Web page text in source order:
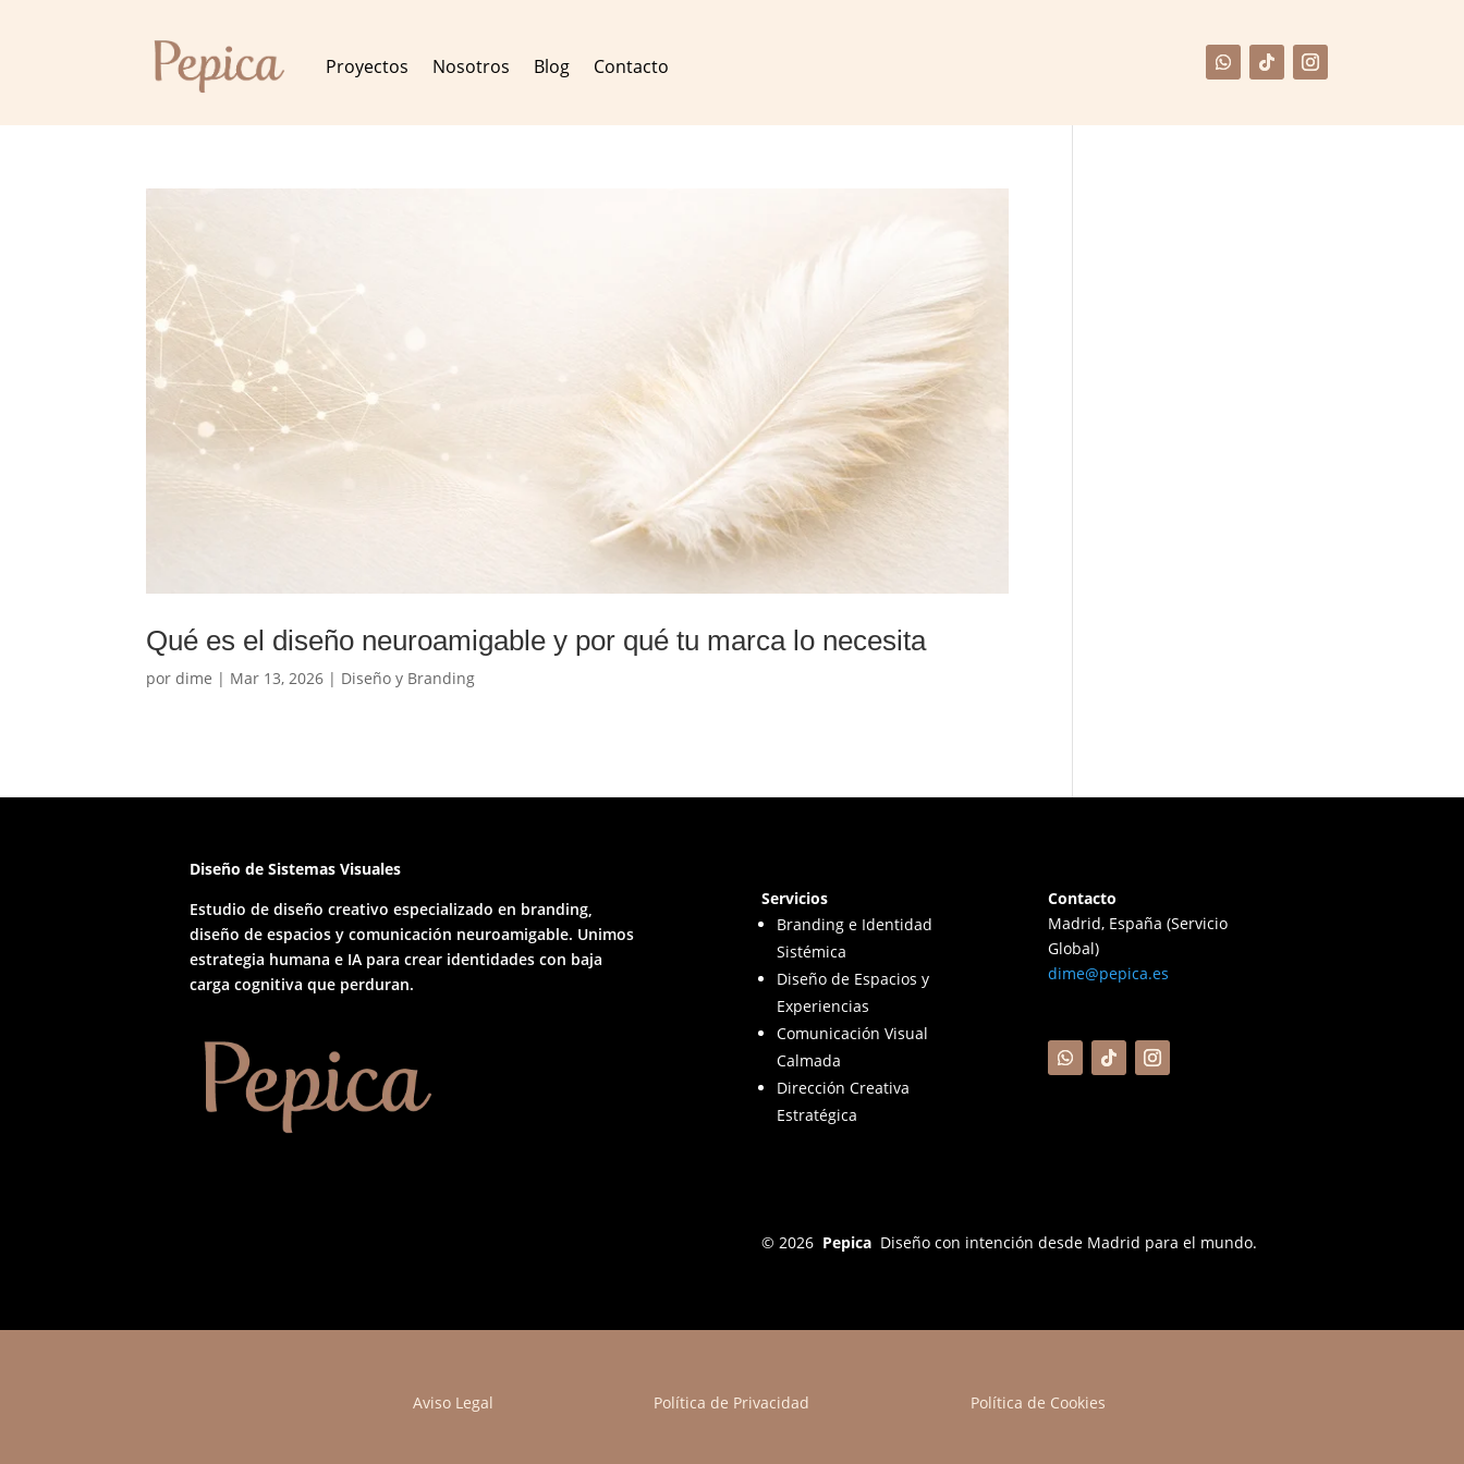
Proyectos Nosotros Blog Contacto
Qué es el diseño neuroamigable y por qué tu marca lo necesita
pordime | Mar 13, 2026 | Diseño y Branding
Diseño de Sistemas Visuales
Estudio de diseño creativo especializado en branding,
diseño de espacios y comunicación neuroamigable. Unimos
estrategia humana e IA para crear identidades con baja
carga cognitiva que perduran.
Servicios
Branding e Identidad
Sistémica
Diseño de Espacios y
Experiencias
Comunicación Visual
Calmada
Dirección Creativa
Estratégica
Contacto
Madrid, España (Servicio
Global)
dime@pepica.es
© 2026 Pepica Diseño con intención desde Madrid para el mundo.
Aviso Legal Política de Privacidad Política de Cookies